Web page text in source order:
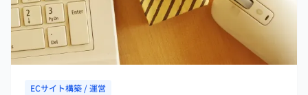
ECサイト構築 / 運営